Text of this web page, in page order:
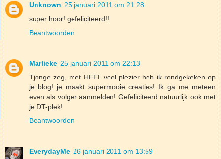
Unknown 25 januari 2011 om 21:28
super hoor! gefeliciteerd!!!
Beantwoorden
Marlieke 25 januari 2011 om 22:13
Tjonge zeg, met HEEL veel plezier heb ik rondgekeken op
je blog! je maakt supermooie creaties! Ik ga me meteen
even als volger aanmelden! Gefeliciteerd natuurlijk ook met
je DT-plek!
Beantwoorden
EverydayMe 26 januari 2011 om 13:59